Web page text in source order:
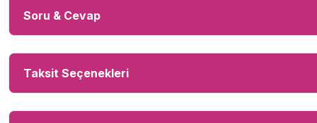
Soru & Cevap
Taksit Seçenekleri